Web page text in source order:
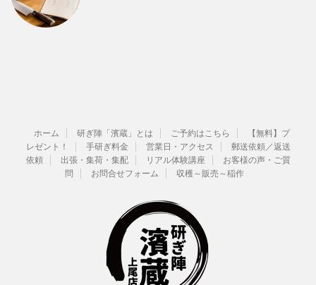
ホーム 研ぎ陣「濱蔵」とは ご予約はこちら
【無料】プ
レゼント！
手研ぎ料金 営業日・アクセス
郵送依頼／返送
依頼
出張・集荷・集配 リアル体験講座
お客様の声・ご質
問
お問合せフォーム 収穫～販売～稲作